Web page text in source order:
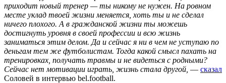
приходит новый тренер — ты никому не нужен. На ровном
месте уклад твоей жизни меняется, хоть ты и не сделал
ничего плохого. А в гражданской жизни ты можешь
достигнуть уровня в своей профессии и всю жизнь
заниматься этим делом. Да и сейчас я ни в чем не уступаю по
деньгам тем же футболистам. Тогда какой смысл пахать на
тренировках, получать травмы и не видеться с родными?
Сейчас нет мотивации играть, жизнь стала другой, — сказал
Соловей в интервью bel.football.